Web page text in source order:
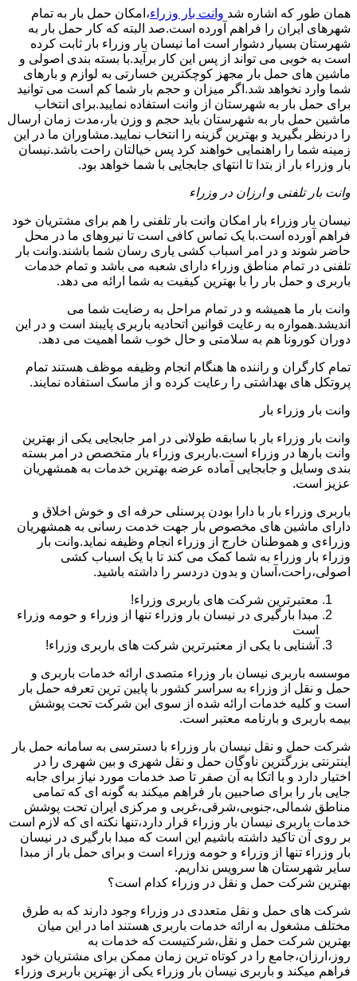
همان طور که اشاره شد وانت بار وزراء،امکان حمل بار به تمام
شهرهای ایران را فراهم آورده است.صد البته که کار حمل بار به
شهرستان بسیار دشوار است اما نیسان بار وزراء بار ثابت کرده
است به خوبی می تواند از پس این کار برآید.با بسته بندی اصولی و
ماشین های حمل بار مجهز کوچکترین خسارتی به لوازم و بارهای
شما وارد نخواهد شد.اگر میزان و حجم بار شما کم است می توانید
برای حمل بار به شهرستان از وانت استفاده نمایید.برای انتخاب
ماشین حمل بار به شهرستان باید حجم و وزن بار،مدت زمان ارسال
را درنظر بگیرید و بهترین گزینه را انتخاب نمایید.مشاوران ما در این
زمینه شما را راهنمایی خواهند کرد پس خیالتان راحت باشد.نیسان
بار وزراء بار از بتدا تا انتهای جابجایی با شما خواهد بود.
وانت بار تلفنی و ارزان در وزراء
نیسان بار وزراء بار امکان وانت بار تلفنی را هم برای مشتریان خود
فراهم آورده است.با یک تماس کافی است تا نیروهای ما در محل
حاضر شوند و در امر اسباب کشی یاری رسان شما باشند.وانت بار
تلفنی در تمام مناطق وزراء دارای شعبه می باشد و تمام خدمات
باربری و حمل بار را با بهترین کیفیت به شما ارائه می دهد.
وانت بار ما همیشه و در تمام مراحل به رضایت شما می
اندیشد.همواره به رعایت قوانین اتحادیه باربری پایبند است و در این
دوران کورونا هم به سلامتی و حال خوب شما اهمیت می دهد.
تمام کارگران و راننده ها هنگام انجام وظیفه موظف هستند تمام
پروتکل های بهداشتی را رعایت کرده و از ماسک استفاده نمایند.
وانت بار وزراء بار
وانت بار وزراء بار با سابقه طولانی در امر جابجایی یکی از بهترین
وانت بارها در وزراء است.باربری وزراء بار متخصص در امر بسته
بندی وسایل و جابجایی آماده عرضه بهترین خدمات به همشهریان
عزیز است.
باربری وزراء بار با دارا بودن پرسنلی حرفه ای و خوش اخلاق و
دارای ماشین های مخصوص بار جهت خدمت رسانی به همشهریان
وزراءی و هموطنان خارج از وزراء انجام وظیفه نماید.وانت بار
وزراء بار وزراء به شما کمک می کند تا با یک اسباب کشی
اصولی،راحت،آسان و بدون دردسر را داشته باشید.
معتبرترین شرکت های باربری وزراء!
مبدا بارگیری در نیسان بار وزراء تنها از وزراء و حومه وزراء
است
آشنایی با یکی از معتبرترین شرکت های باربری وزراء!
موسسه باربری نیسان بار وزراء متصدی ارائه خدمات باربری و
حمل و نقل از وزراء به سراسر کشور با پایین ترین تعرفه حمل بار
است و کلیه خدمات ارائه شده از سوی این شرکت تحت پوشش
بیمه باربری و بارنامه معتبر است.
شرکت حمل و نقل نیسان بار وزراء با دسترسی به سامانه حمل بار
اینترنتی بزرگترین ناوگان حمل و نقل شهری و بین شهری را در
اختیار دارد و با اتکا به آن صفر تا صد خدمات مورد نیاز برای جابه
جایی بار را برای صاحبین بار فراهم میکند به گونه ای که تمامی
مناطق شمالی،جنوبی،شرقی،غربی و مرکزی ایران تحت پوشش
خدمات باربری نیسان بار وزراء قرار دارد،تنها نکته ای که لازم است
بر روی آن تاکید داشته باشیم این است که مبدا بارگیری در نیسان
بار وزراء تنها از وزراء و حومه وزراء است و برای حمل بار از مبدا
سایر شهرستان ها سرویس نداریم.
بهترین شرکت حمل و نقل در وزراء کدام است؟
شرکت های حمل و نقل متعددی در وزراء وجود دارند که به طرق
مختلف مشغول به ارائه خدمات باربری هستند اما در این میان
بهترین شرکت حمل و نقل،شرکتیست که خدمات به
روز،ارزان،جامع را در کوتاه ترین زمان ممکن برای مشتریان خود
فراهم میکند و باربری نیسان بار وزراء یکی از بهترین باربری وزراء